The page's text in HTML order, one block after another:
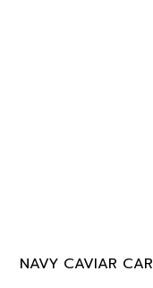
NAVY CAVIAR